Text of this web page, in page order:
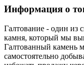
Информация о
Галтование - один из
камня, который мы
Галтованный камень
самостоятельно